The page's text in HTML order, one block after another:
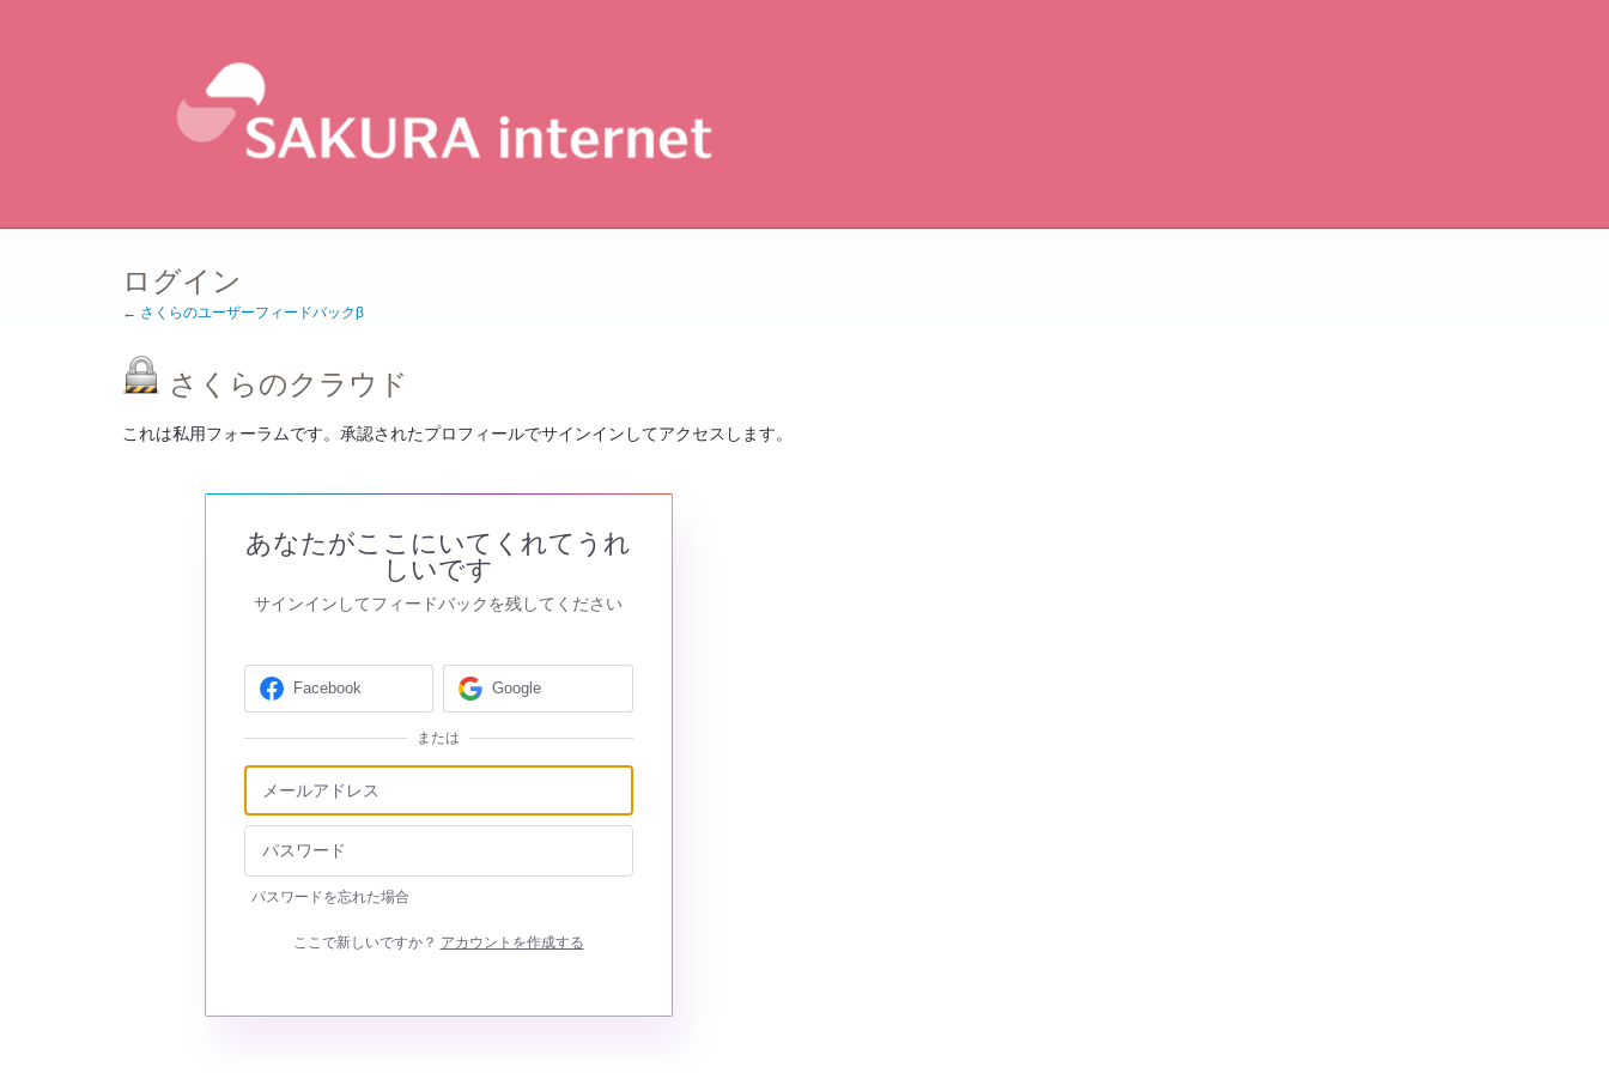
ログイン
← さくらのユーザーフィードバックβ
さくらのクラウド
これは私用フォーラムです。承認されたプロフィールでサインインしてアクセスします。
あなたがここにいてくれてうれ
しいです
サインインしてフィードバックを残してください
Facebook Google
または
パスワードを忘れた場合
ここで新しいですか？ アカウントを作成する